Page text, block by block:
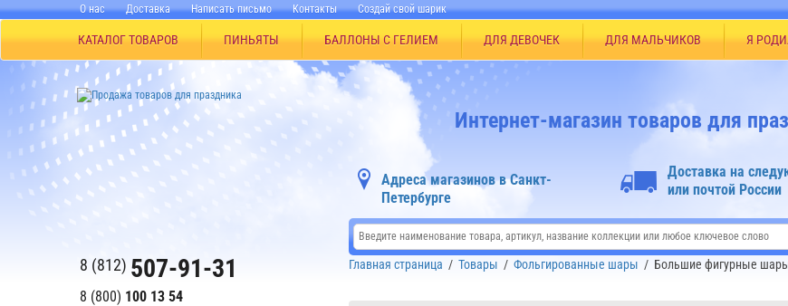
О нас Доставка Написать письмо Контакты Создай свой шарик
КАТАЛОГ ТОВАРОВ ПИНЬЯТЫ БАЛЛОНЫ С ГЕЛИЕМ ДЛЯ ДЕВОЧЕК ДЛЯ МАЛЬЧИКОВ Я
8 (812) 507-91-31
8 (800) 100 13 54
Интернет-магазин товаров для
Адреса магазинов в Санкт-
Петербурге
Доставка на
или почтой России
Главная страница / Товары / Фольгированные шары / Большие фигурные